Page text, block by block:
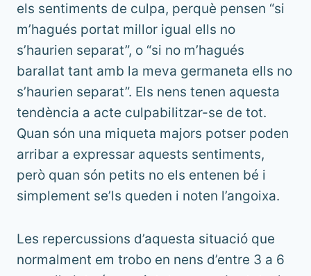
els sentiments de culpa, perquè pensen “si
m’hagués portat millor igual ells no
s’haurien separat”, o “si no m’hagués
barallat tant amb la meva germaneta ells no
s’haurien separat”. Els nens tenen aquesta
tendència a acte culpabilitzar-se de tot.
Quan són una miqueta majors potser poden
arribar a expressar aquests sentiments,
però quan són petits no els entenen bé i
simplement se’ls queden i noten l’angoixa.
Les repercussions d’aquesta situació que
normalment em trobo en nens d’entre 3 a 6